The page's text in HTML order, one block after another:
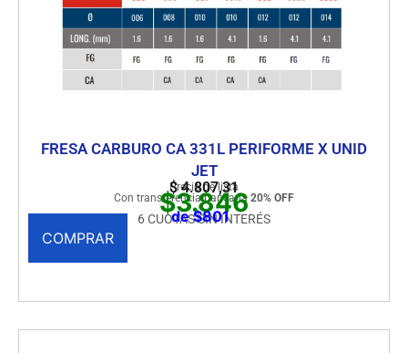
FRESA CARBURO CA 331L PERIFORME X UNID
JET
Precio de lista
$4.807,31
Con transferencia bancaria 20% OFF
$3.846
6 CUOTAS SIN INTERÉS
de $801
COMPRAR